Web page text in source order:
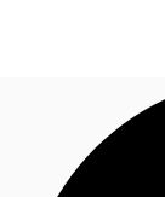
Investieren
Jetzt anrufen